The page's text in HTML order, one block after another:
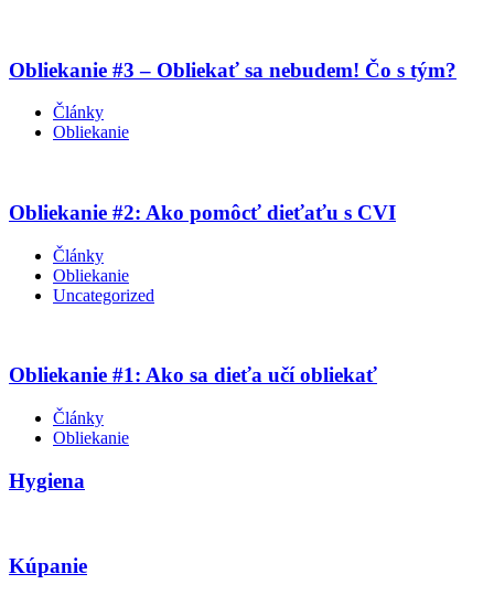
Obliekanie #3 – Obliekať sa nebudem! Čo s tým?
Články
Obliekanie
Obliekanie #2: Ako pomôcť dieťaťu s CVI
Články
Obliekanie
Uncategorized
Obliekanie #1: Ako sa dieťa učí obliekať
Články
Obliekanie
Hygiena
Kúpanie